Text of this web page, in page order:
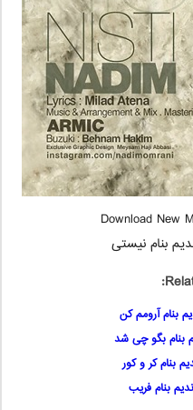
Download New
بنام نیستی
بنام آرومم کن
بنام بگو چی شد
بنام کر و کور
بنام فریب